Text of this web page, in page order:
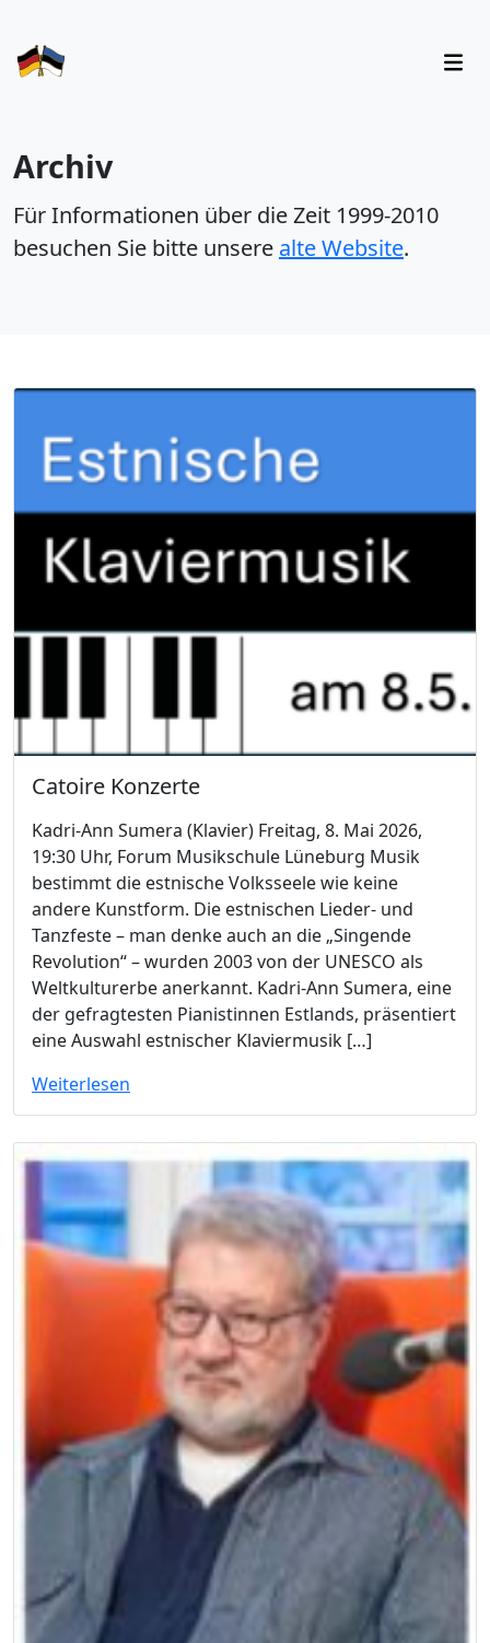
Archiv
Für Informationen über die Zeit 1999-2010
besuchen Sie bitte unsere alte Website.
Catoire Konzerte
Kadri-Ann Sumera (Klavier) Freitag, 8. Mai 2026,
19:30 Uhr, Forum Musikschule Lüneburg Musik
bestimmt die estnische Volksseele wie keine
andere Kunstform. Die estnischen Lieder- und
Tanzfeste – man denke auch an die „Singende
Revolution“ – wurden 2003 von der UNESCO als
Weltkulturerbe anerkannt. Kadri-Ann Sumera, eine
der gefragtesten Pianistinnen Estlands, präsentiert
eine Auswahl estnischer Klaviermusik […]
Weiterlesen